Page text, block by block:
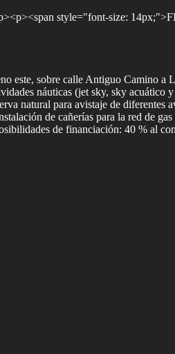
style="font-size:
este, sobre calle Antiguo Camino
náuticas (jet sky, sky acuático
natural para avistaje de
de cañerías para la red de
de financiación: 40 % al